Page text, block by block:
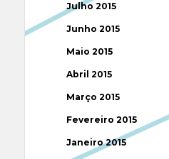
Julho 2015
Junho 2015
Maio 2015
Abril 2015
Março 2015
Fevereiro 2015
Janeiro 2015